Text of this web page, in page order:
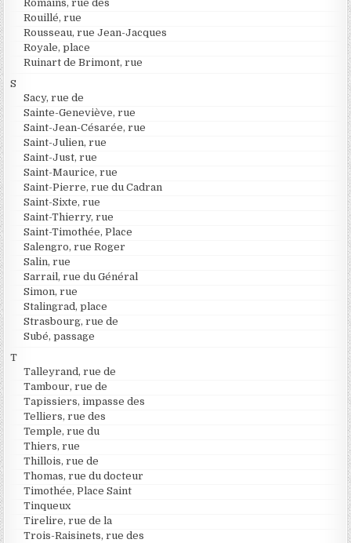
Romains, rue des
Rouillé, rue
Rousseau, rue Jean-Jacques
Royale, place
Ruinart de Brimont, rue
S
Sacy, rue de
Sainte-Geneviève, rue
Saint-Jean-Césarée, rue
Saint-Julien, rue
Saint-Just, rue
Saint-Maurice, rue
Saint-Pierre, rue du Cadran
Saint-Sixte, rue
Saint-Thierry, rue
Saint-Timothée, Place
Salengro, rue Roger
Salin, rue
Sarrail, rue du Général
Simon, rue
Stalingrad, place
Strasbourg, rue de
Subé, passage
T
Talleyrand, rue de
Tambour, rue de
Tapissiers, impasse des
Telliers, rue des
Temple, rue du
Thiers, rue
Thillois, rue de
Thomas, rue du docteur
Timothée, Place Saint
Tinqueux
Tirelire, rue de la
Trois-Raisinets, rue des